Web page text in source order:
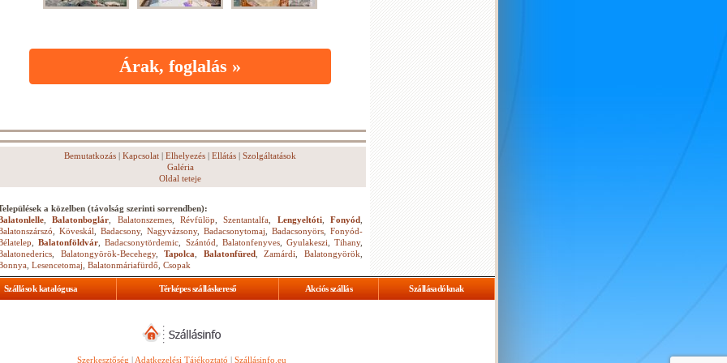
Árak, foglalás »
Bemutatkozás | Kapcsolat | Elhelyezés | Ellátás | Szolgáltatások
Galéria
Oldal teteje
a közelben (távolság szerinti sorrendben):
,Balatonboglár Balatonszemes,Révfülöp ,Szentantalfa Lengyeltóti,Fonyód
Köveskál Badacsony, Nagyvázsony, Badacsonytomaj Badacsonyörs
Fonyód-
,Balatonföldvár ,Badacsonytördemic Szántód Balatonfenyves, Gyulakeszi ,Tihany,
Balatongyörök-Becehegy,Tapolca Balatonfüred,Zamárdi ,Balatongyörök
Lesencetomaj Balatonmáriafürdő Csopak
Szállások katalógusa Térképes szálláskereső Akciós szállás Szállásadóknak
Szerkesztőség | Adatkezelési Tájékoztató | Szállásinfo.eu